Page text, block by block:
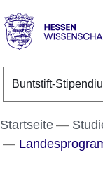
Direkt
Direkt
Direkt
Wissenschaft
Buntstift-
Startseite